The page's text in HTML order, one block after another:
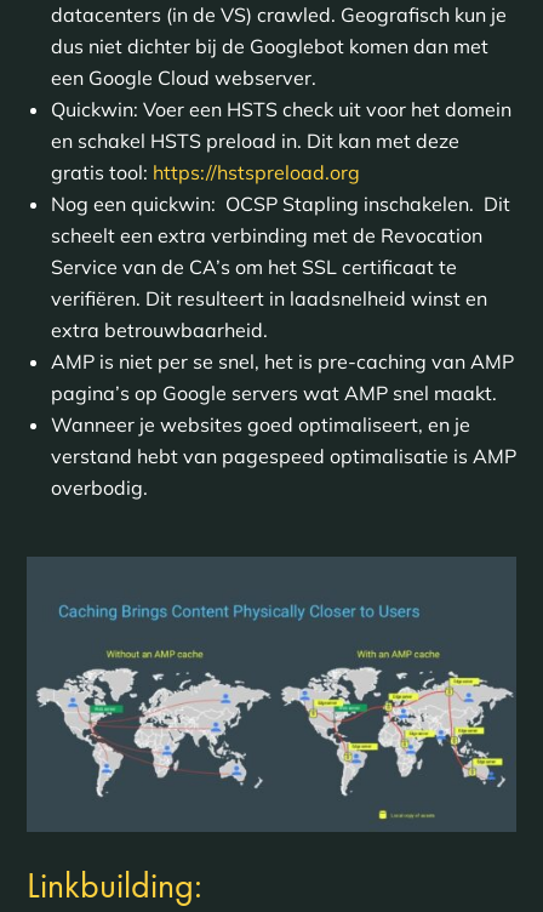
datacenters (in de VS) crawled. Geografisch kun je
dus niet dichter bij de Googlebot komen dan met
een Google Cloud webserver.
Quickwin: Voer een HSTS check uit voor het domein
en schakel HSTS preload in. Dit kan met deze
gratis tool: https://hstspreload.org
Nog een quickwin: OCSP Stapling inschakelen. Dit
scheelt een extra verbinding met de Revocation
Service van de CA’s om het SSL certificaat te
verifiëren. Dit resulteert in laadsnelheid winst en
extra betrouwbaarheid.
AMP is niet per se snel, het is pre-caching van AMP
pagina’s op Google servers wat AMP snel maakt.
Wanneer je websites goed optimaliseert, en je
verstand hebt van pagespeed optimalisatie is AMP
overbodig.
Linkbuilding: